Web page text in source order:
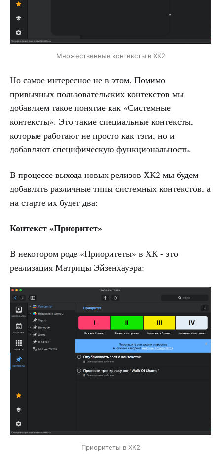
Множественные контексты в ХК2
Но самое интересное не в этом. Помимо
привычных пользовательских контекстов мы
добавляем такое понятие как «Системные
контексты». Это такие специальные контексты,
которые работают не просто как тэги, но и
добавляют специфическую функциональность.
В процессе выхода новых релизов ХК2 мы будем
добавлять различные типы системных контекстов, а
на старте их будет два:
Контекст «Приоритет»
В некотором роде «Приоритеты» в ХК - это
реализация Матрицы Эйзенхауэра:
Приоритеты в ХК2